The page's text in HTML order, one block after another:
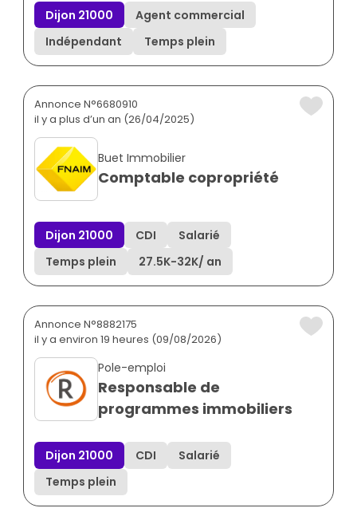
Dijon 21000
Agent commercial
Indépendant
Temps plein
Annonce N°6680910
il y a plus d’un an (26/04/2025)
Buet Immobilier
Comptable copropriété
Dijon 21000 CDI
Salarié
Temps plein
27.5K-32K/ an
Annonce N°8882175
il y a environ 19 heures (09/08/2026)
Pole-emploi
Responsable de
programmes immobiliers
Dijon 21000 CDI
Salarié
Temps plein